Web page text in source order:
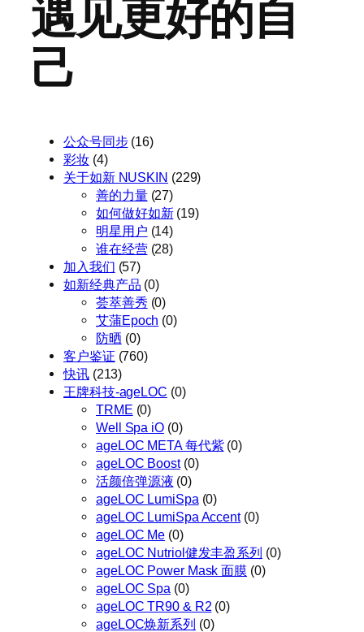
遇见更好的自
己
公众号同步(16)
彩妆(4)
关于如新 NUSKIN (229)
善的力量(27)
如何做好如新(19)
明星用户 (14)
谁在经营(28)
加入我们 (57)
如新经典产品 (0)
荟萃善秀 (0)
艾蒲Epoch (0)
防晒 (0)
客户鉴证 (760)
快讯(213)
王牌科技-ageLOC (0)
TRME (0)
Well Spa iO(0)
ageLOC META 每代紫(0)
ageLOC Boost(0)
活颜倍弹源液 (0)
ageLOC LumiSpa (0)
ageLOC LumiSpa Accent(0)
ageLOC Me (0)
ageLOC Nutriol健发丰盈系列 (0)
ageLOC Power Mask 面膜 (0)
ageLOC Spa (0)
ageLOC TR90 & R2 (0)
ageLOC焕新系列 (0)